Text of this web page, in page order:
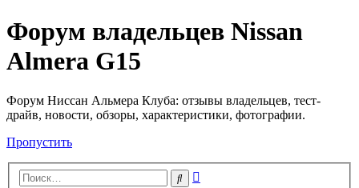
Форум владельцев Nissan
Almera G15
Форум Ниссан Альмера Клуба: отзывы владельцев, тест-
драйв, новости, обзоры, характеристики, фотографии.
Пропустить
Поиск